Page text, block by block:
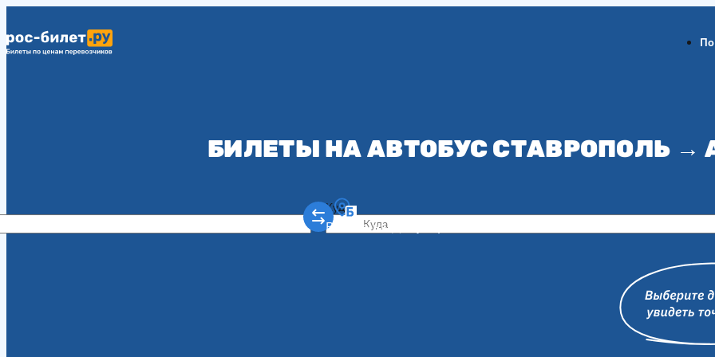
БИЛЕТЫ НА АВТОБУС СТАВРОПОЛЬ →
Куда
Ростов-на-Дону